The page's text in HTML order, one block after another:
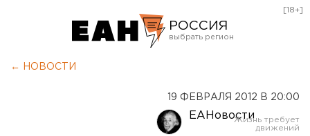
РОССИЯ
Оренбург
[18+]
← НОВОСТИ
19 ФЕВРАЛЯ 2012 В 20:00
ЕАНовости